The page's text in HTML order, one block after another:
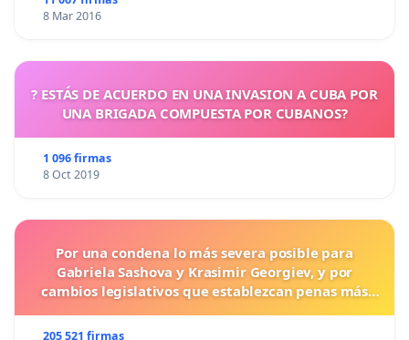
8 Mar 2016
? ESTÁS DE ACUERDO EN UNA INVASION A CUBA POR
UNA BRIGADA COMPUESTA POR CUBANOS?
1 096 firmas
8 Oct 2019
Por una condena lo más severa posible para
Gabriela Sashova y Krasimir Georgiev, y por
cambios legislativos que establezcan penas más
205 521 firmas